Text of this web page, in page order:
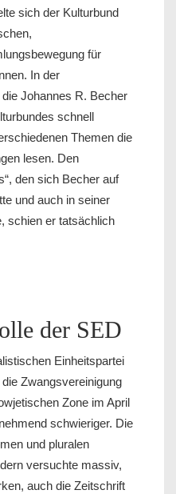
sich der Kulturbund
für
In der
Johannes R. Becher
schnell
Themen die
lesen. Den
den sich Becher auf
und auch in seiner
schien er tatsächlich
der SED
Einheitspartei
Zwangsvereinigung
Zone im April
schwieriger. Die
und pluralen
versuchte massiv,
auch die Zeitschrift